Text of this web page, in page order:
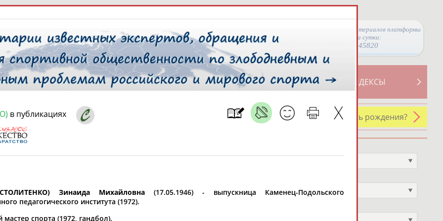
Просмотры материалов платформы
за сутки:
45820
СВОДНЫЕ ИНДЕКСЫ
ТАБЛО АКТИВНОСТИ
РЕСУРСНАЯ ПЛОЩАДКА
У кого сегодня день рождения?
выбран
проживания
Не выбран
в публикациях
Зинаида Михайловна (17.05.1946) - выпускница Каменец-Подольского
педагогического института (1972).
спорта (1972, гандбол).